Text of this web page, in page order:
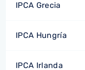
IPCA Grecia
IPCA Hungría
IPCA Irlanda